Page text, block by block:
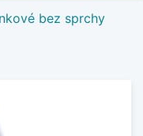
bez sprchy